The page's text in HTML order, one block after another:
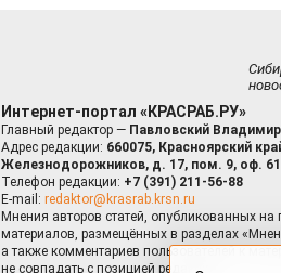
Интернет-портал «КРАСРАБ.РУ»
Главный редактор — Павловский Владимир
Адрес редакции: 660075, Красноярский
Железнодорожников, д. 17, пом. 9, оф.
Телефон редакции: +7 (391) 211-56-88
E-mail: redaktor@krasrab.krsn.ru
Мнения авторов статей, опубликованных на
материалов, размещённых в разделах
а также комментариев пользователей к
не совпадать с позицией редакции.